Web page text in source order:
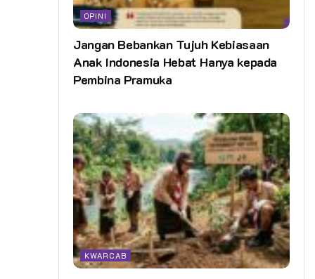
OPINI
Jangan Bebankan Tujuh Kebiasaan
Anak Indonesia Hebat Hanya kepada
Pembina Pramuka
KWARCAB